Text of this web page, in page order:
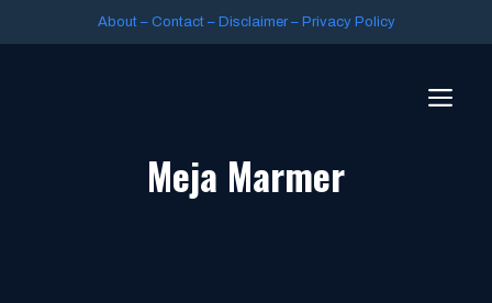
About– Contact– Disclaimer– Privacy Policy
Meja Marmer